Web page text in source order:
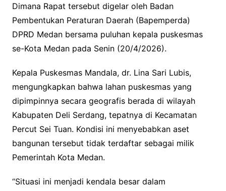
Dimana Rapat tersebut digelar oleh Badan
Pembentukan Peraturan Daerah (Bapemperda)
DPRD Medan bersama puluhan kepala puskesmas
se-Kota Medan pada Senin (20/4/2026).
Kepala Puskesmas Mandala, dr. Lina Sari Lubis,
mengungkapkan bahwa lahan puskesmas yang
dipimpinnya secara geografis berada di wilayah
Kabupaten Deli Serdang, tepatnya di Kecamatan
Percut Sei Tuan. Kondisi ini menyebabkan aset
bangunan tersebut tidak terdaftar sebagai milik
Pemerintah Kota Medan.
“Situasi ini menjadi kendala besar dalam